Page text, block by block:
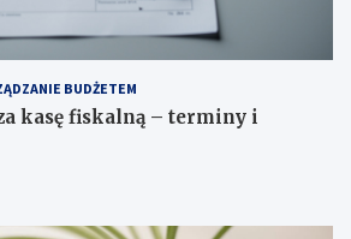
BUDŻETEM
kasę fiskalną – terminy i